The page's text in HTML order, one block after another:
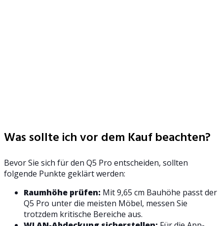
Was sollte ich vor dem Kauf beachten?
Bevor Sie sich für den Q5 Pro entscheiden, sollten
folgende Punkte geklärt werden:
Raumhöhe prüfen: Mit 9,65 cm Bauhöhe passt der
Q5 Pro unter die meisten Möbel, messen Sie
trotzdem kritische Bereiche aus.